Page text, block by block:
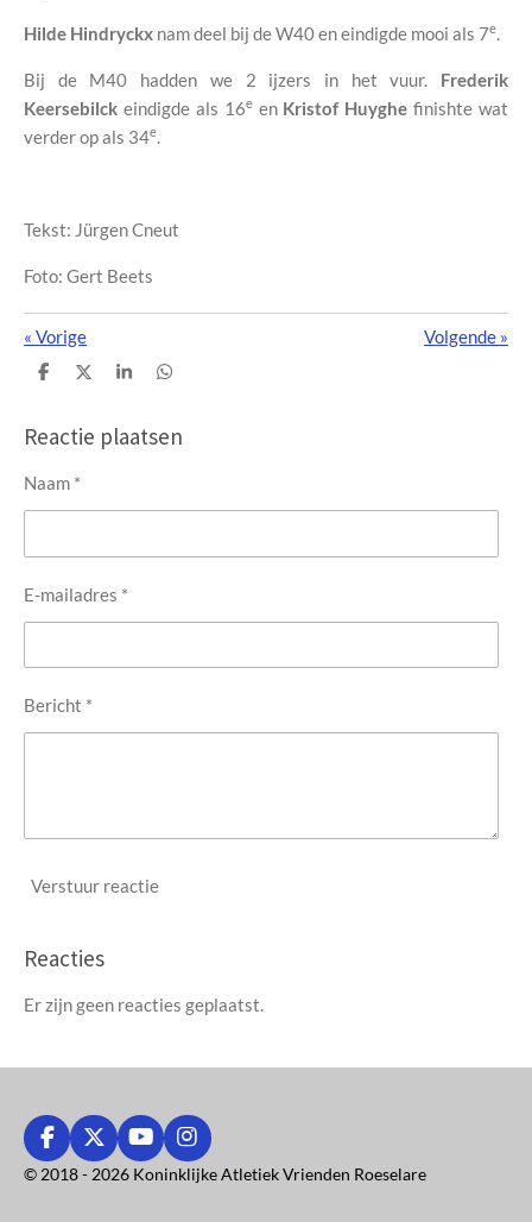
Hilde Hindryckx nam deel bij de W40 en eindigde mooi als 7e.
Bij de M40 hadden we 2 ijzers in het vuur. Frederik
Keersebilck eindigde als 16een Kristof Huyghe finishte wat
verder op als 34e.
Tekst: Jürgen Cneut
Foto: Gert Beets
« Vorige Volgende »
D
e
n
D
l
S
r
e
D
e
n
Reactie plaatsen
Naam *
E-mailadres *
Bericht *
Verstuur reactie
Reacties
Er zijn geen reacties geplaatst.
F
a
X
Y
o
I
n
© 2018 - 2026 Koninklijke Atletiek Vrienden Roeselare